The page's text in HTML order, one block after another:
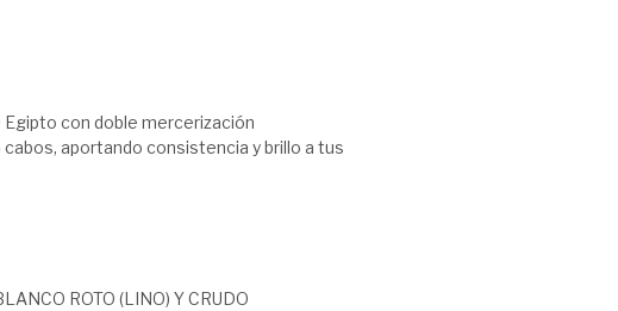
Egipto con doble mercerización
aportando consistencia y brillo a tus
ROTO (LINO) Y CRUDO